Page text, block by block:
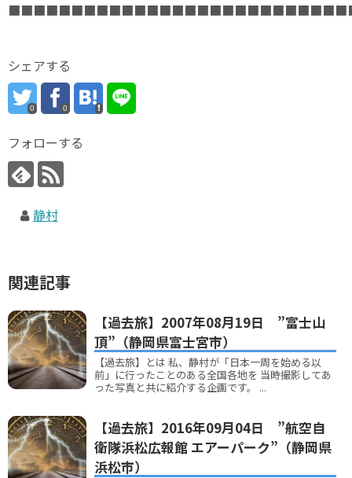
シェアする
0 0
フォローする
静村
関連記事
【過去旅】2007年08月19日 ”富士山
頂”（静岡県富士宮市）
【過去旅】とは 私、静村が「日本一周を始める以
前」に行ったことのある全国各地を 当時撮影してあ
った写真と共に紹介する企画です。 ...
【過去旅】2016年09月04日 ”航空自
衛隊浜松広報館 エアーパーク”（静岡県
浜松市）